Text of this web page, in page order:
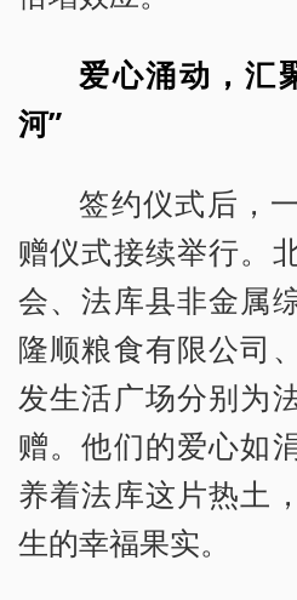
爱心涌动，汇
河”
签约仪式后，
赠仪式接续举行。
会、法库县非金属
隆顺粮食有限公司
发生活广场分别为
赠。他们的爱心如
养着法库这片热土
生的幸福果实。